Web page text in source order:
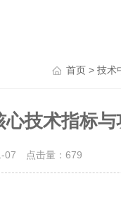
首页> 技术
技术指标与
07 点击量：679